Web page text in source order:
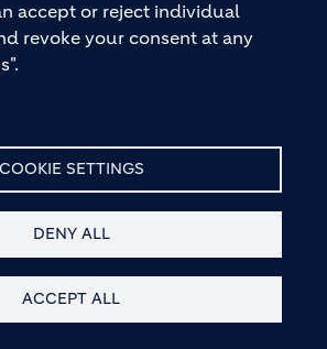
accept or reject individual
revoke your consent at any
COOKIE SETTINGS
DENY ALL
ACCEPT ALL
ist eines der führenden
innovative und digitale
Premiummarken wie ECOPlanet,
Mit rund 1.800
einem Fokus auf Klimaschutz
ist Holcim der Vorreiter
Bauen. Die Mission: Mit weniger
ist die Tochtergesellschaft des
Baustoffherstellers Holcim Ltd.